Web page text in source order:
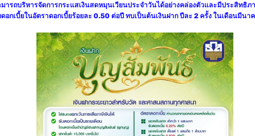
ารถบริหารจัดการกระแสเงินสดหมุนเวียนประจำวันได้อย่างคล่องตัวและมีประสิทธิภ
อกเบี้ยในอัตราดอกเบี้ยร้อยละ 0.50 ต่อปี ทบเป็นต้นเงินฝาก ปีละ 2 ครั้ง ในเดือนมีน